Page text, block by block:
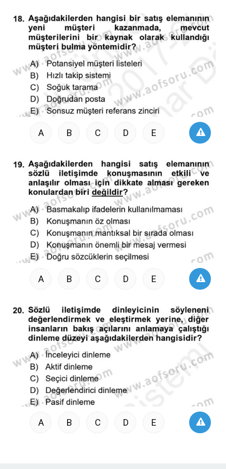
A B C D E
A B C D E
A B C D E